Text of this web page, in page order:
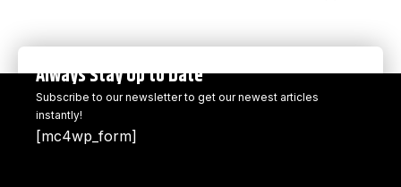
Always Stay Up to Date
Subscribe to our newsletter to get our newest articles
instantly!
[mc4wp_form]